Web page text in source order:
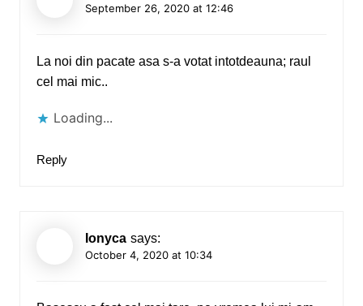
September 26, 2020 at 12:46
La noi din pacate asa s-a votat intotdeauna; raul
cel mai mic..
Loading...
Reply
Ionyca says:
October 4, 2020 at 10:34